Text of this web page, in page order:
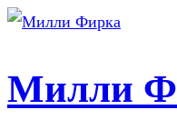
Милли